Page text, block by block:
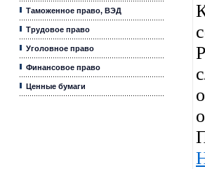
Таможенное право, ВЭД
Трудовое право
Уголовное право
Финансовое право
Ценные бумаги